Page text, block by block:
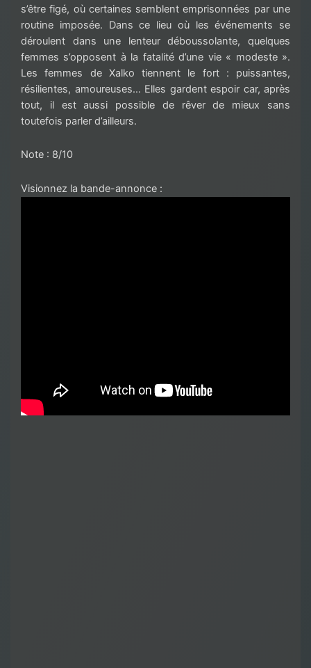
s’être figé, où certaines semblent emprisonnées par une
routine imposée. Dans ce lieu où les événements se
déroulent dans une lenteur déboussolante, quelques
femmes s’opposent à la fatalité d’une vie « modeste ».
Les femmes de Xalko tiennent le fort : puissantes,
résilientes, amoureuses… Elles gardent espoir car, après
tout, il est aussi possible de rêver de mieux sans
toutefois parler d’ailleurs.
Note : 8/10
Visionnez la bande-annonce :